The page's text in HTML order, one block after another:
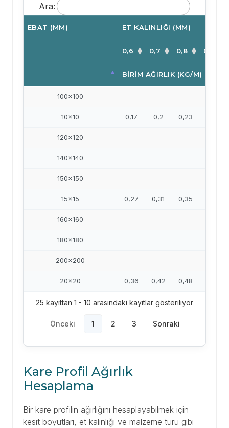
Ara:
EBAT (MM) ET KALINLIĞI (MM)
0,6 0,7 0,8 0,9
BIRIM AĞIRLIK (KG/M)
100x100
10x10 0,17 0,2 0,23
120x120
140x140
150x150
15x15 0,27 0,31 0,35
160x160
180x180
200x200
20x20 0,36 0,42 0,48
25 kayıttan 1 - 10 arasındaki kayıtlar gösteriliyor
Önceki 1 2 3 Sonraki
Kare Profil Ağırlık
Hesaplama
Bir kare profilin ağırlığını hesaplayabilmek için
kesit boyutları, et kalınlığı ve malzeme türü gibi